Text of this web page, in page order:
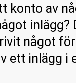
konto av
något
ett inlägg i